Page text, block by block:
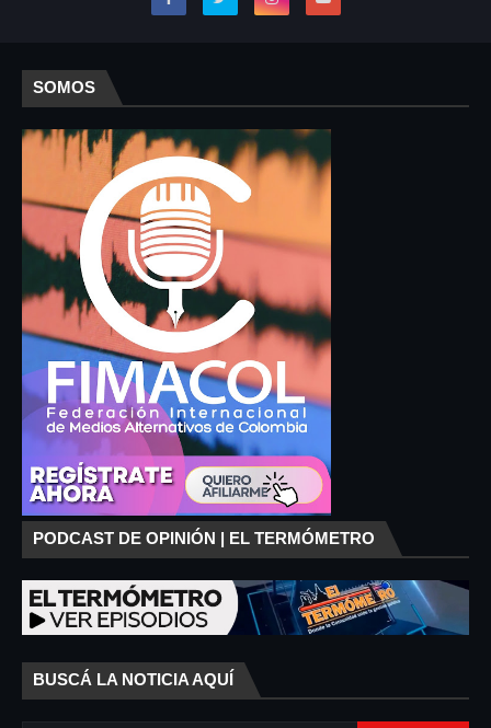
SOMOS
PODCAST DE OPINIÓN | EL TERMÓMETRO
BUSCÁ LA NOTICIA AQUÍ